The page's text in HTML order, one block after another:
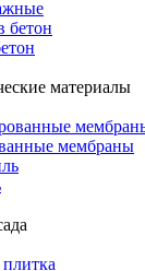
материалы
мембраны